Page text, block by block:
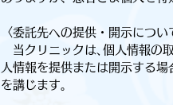
〈委託先への提供・開示につい
当クリニックは､個人情報の
人情報を提供または開示する
を講じます。